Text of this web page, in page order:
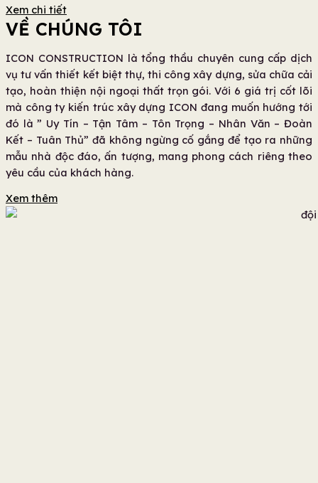
Xem chi tiết
VỀ CHÚNG TÔI
ICON CONSTRUCTION là tổng thầu chuyên cung cấp dịch
vụ tư vấn thiết kết biệt thự, thi công xây dựng, sửa chữa cải
tạo, hoàn thiện nội ngoại thất trọn gói. Với 6 giá trị cốt lõi
mà công ty kiến trúc xây dựng ICON đang muốn hướng tới
đó là ” Uy Tín – Tận Tâm – Tôn Trọng – Nhân Văn – Đoàn
Kết – Tuân Thủ” đã không ngừng cố gắng để tạo ra những
mẫu nhà độc đáo, ấn tượng, mang phong cách riêng theo
yêu cầu của khách hàng.
Xem thêm